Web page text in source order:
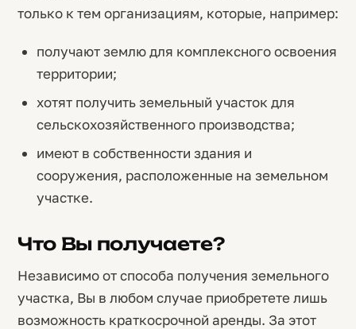
только к тем организациям, которые, например:
получают землю для комплексного освоения
территории;
хотят получить земельный участок для
сельскохозяйственного производства;
имеют в собственности здания и
сооружения, расположенные на земельном
участке.
Что Вы получаете?
Независимо от способа получения земельного
участка, Вы в любом случае приобретете лишь
возможность краткосрочной аренды. За этот